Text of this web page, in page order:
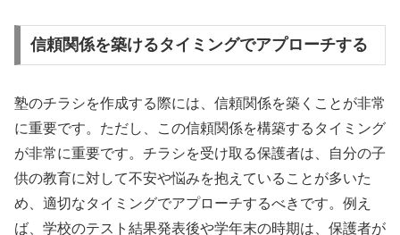
信頼関係を築けるタイミングでアプローチする
塾のチラシを作成する際には、信頼関係を築くことが非常
に重要です。ただし、この信頼関係を構築するタイミング
が非常に重要です。チラシを受け取る保護者は、自分の子
供の教育に対して不安や悩みを抱えていることが多いた
め、適切なタイミングでアプローチするべきです。例え
ば、学校のテスト結果発表後や学年末の時期は、保護者が